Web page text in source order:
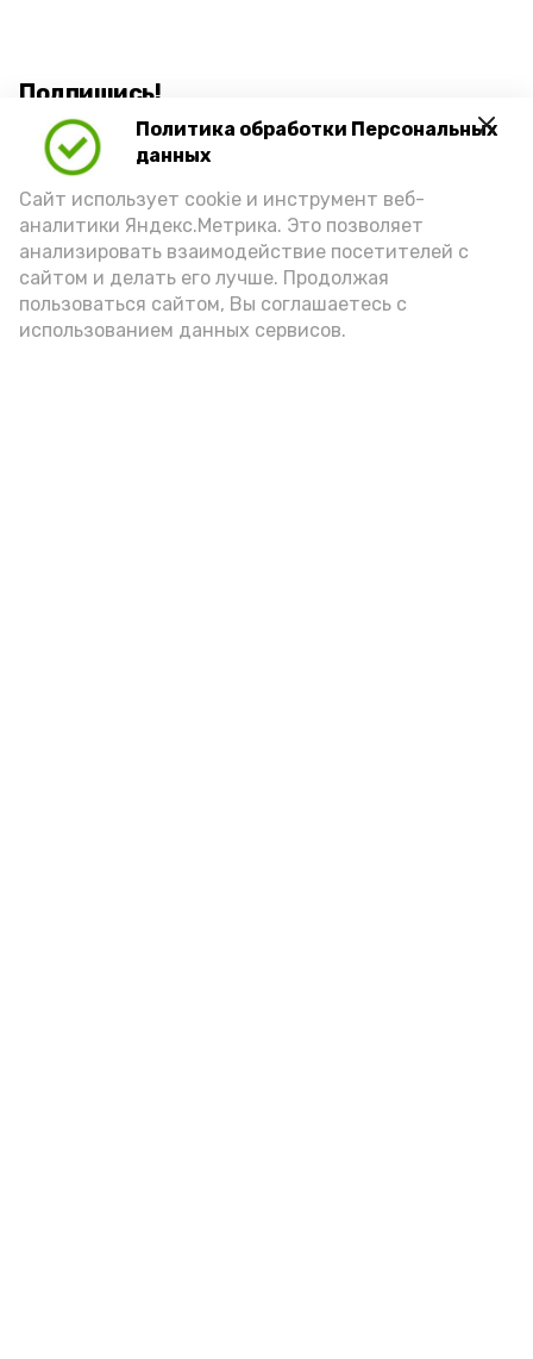
Политика обработки Персональных
данных
Сайт использует cookie и инструмент веб-
аналитики Яндекс.Метрика. Это позволяет
анализировать взаимодействие посетителей с
сайтом и делать его лучше. Продолжая
пользоваться сайтом, Вы соглашаетесь с
использованием данных сервисов.
Подпишись!
А24 в MAX А24 в Вконтакте